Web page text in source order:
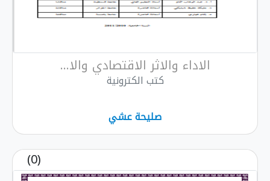
الاداء والاثر الاقتصادي والا...
كتب الكترونية
صليحة عشي
(0)